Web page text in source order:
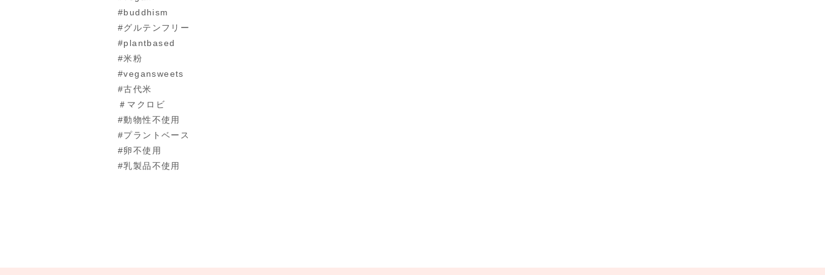
#buddhism
#グルテンフリー
#plantbased
#米粉
#vegansweets
#古代米
＃マクロビ
#動物性不使用
#プラントベース
#卵不使用
#乳製品不使用